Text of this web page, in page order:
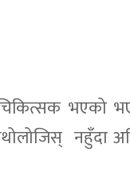
भएको
नहुँदा